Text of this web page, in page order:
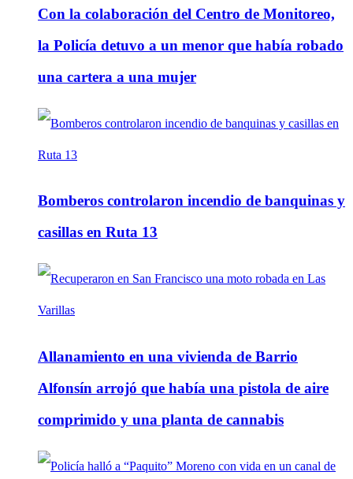
Con la colaboración del Centro de Monitoreo,
la Policía detuvo a un menor que había robado
una cartera a una mujer
Bomberos controlaron incendio de banquinas y
casillas en Ruta 13
Allanamiento en una vivienda de Barrio
Alfonsín arrojó que había una pistola de aire
comprimido y una planta de cannabis